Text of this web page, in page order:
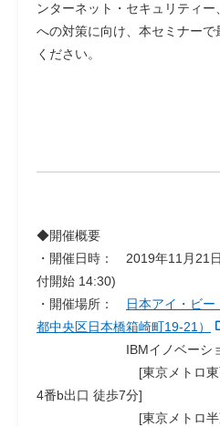
ンターネット・セキュリティ
への対策に向け、本セミナー
ください。
◆開催概要
・開催日時： 2019年11月21
付開始 14:30)
・開催場所：
日本アイ・ビ
都中央区日本橋箱崎町19-21）
IBMイノベーション・
[東京メトロ東西線／
4番b出口 徒歩7分]
[東京メトロ半蔵門線